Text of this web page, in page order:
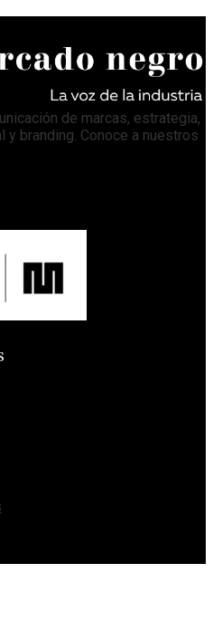
de marcas, estrategia,
branding. Conoce a nuestros